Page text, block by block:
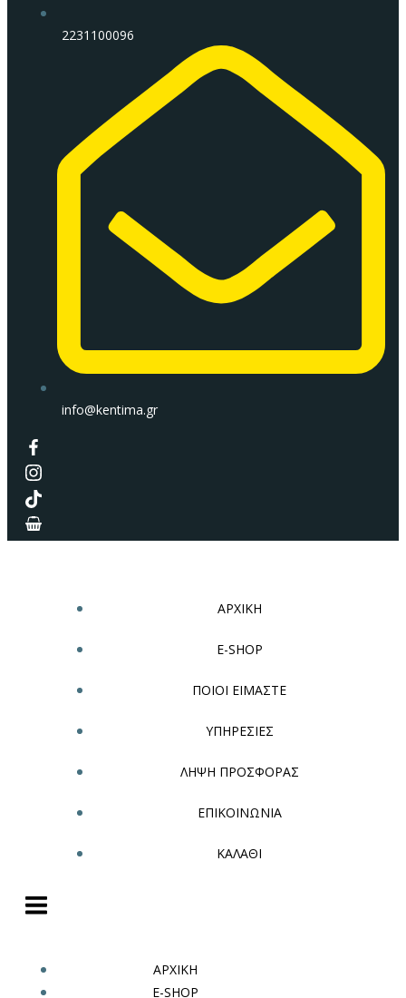
2231100096
info@kentima.gr
ΑΡΧΙΚΗ
E-SHOP
ΠΟΙΟΙ ΕΙΜΑΣΤΕ
ΥΠΗΡΕΣΙΕΣ
ΛΗΨΗ ΠΡΟΣΦΟΡΑΣ
ΕΠΙΚΟΙΝΩΝΙΑ
ΚΑΛΑΘΙ
ΑΡΧΙΚΗ
E-SHOP